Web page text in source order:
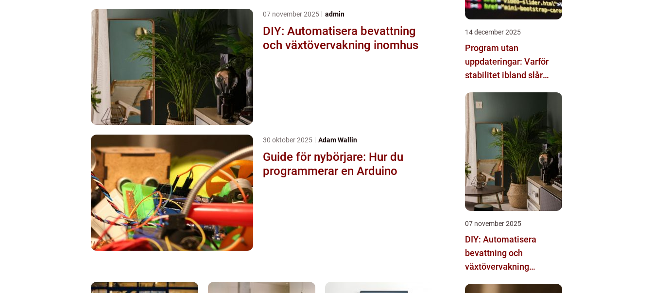
07 november 2025 admin
DIY: Automatisera bevattning
och växtövervakning inomhus
30 oktober 2025 Adam Wallin
Guide för nybörjare: Hur du
programmerar en Arduino
14 december 2025
Program utan
uppdateringar: Varför
stabilitet ibland slår
07 november 2025
DIY: Automatisera
bevattning och
växtövervakning